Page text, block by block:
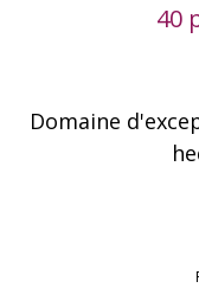
40
Domaine